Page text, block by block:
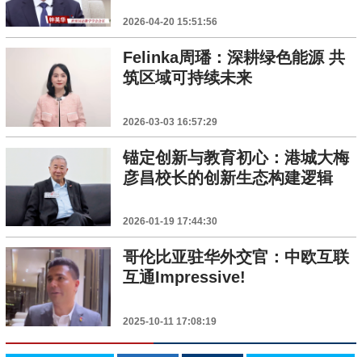
2026-04-20 15:51:56
Felinka周璠：深耕绿色能源 共
筑区域可持续未来
2026-03-03 16:57:29
锚定创新与教育初心：港城大梅
彦昌校长的创新生态构建逻辑
2026-01-19 17:44:30
哥伦比亚驻华外交官：中欧互联
互通Impressive!
2025-10-11 17:08:19